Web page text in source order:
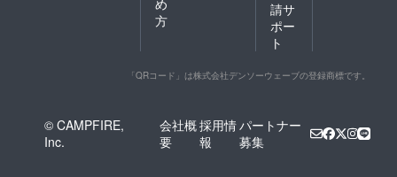
め
方
請サ
ポー
ト
「QRコード」は株式会社デンソーウェーブの登録商標です。
© CAMPFIRE,
Inc.
会社概
要
採用情
報
パートナー
募集